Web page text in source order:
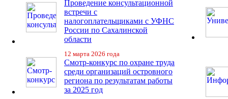
Проведение консультационной
встречи с
налогоплательщиками с УФНС
России по Сахалинской
области
12 марта 2026 года
Смотр-конкурс по охране труда
среди организаций островного
региона по результатам работы
за 2025 год